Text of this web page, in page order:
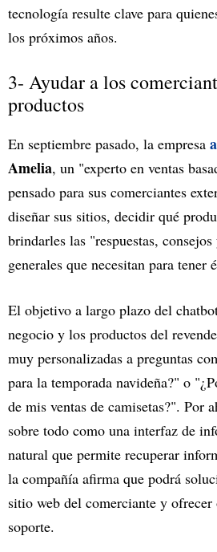
tecnología resulte clave para
los próximos años.
3- Ayudar a los
productos
En septiembre pasado, la empresa
Amelia, un "experto en ventas
pensado para sus comerciantes
diseñar sus sitios, decidir qué
brindarles las "respuestas,
generales que necesitan para tener
El objetivo a largo plazo del
negocio y los productos del
muy personalizadas a preguntas
para la temporada navideña?" o
de mis ventas de camisetas?". Por
sobre todo como una interfaz de
natural que permite recuperar
la compañía afirma que podrá
sitio web del comerciante y ofrecer
soporte.